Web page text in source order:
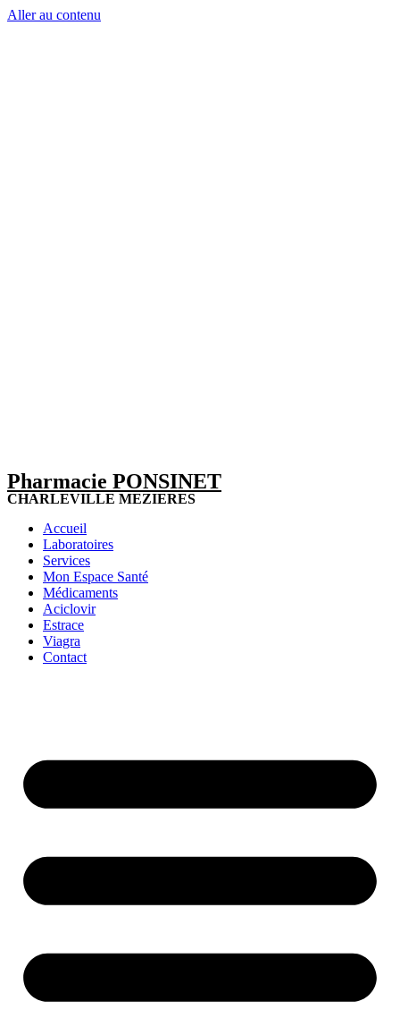
Aller au contenu
Pharmacie PONSINET
CHARLEVILLE MEZIERES
Accueil
Laboratoires
Services
Mon Espace Santé
Médicaments
Aciclovir
Estrace
Viagra
Contact